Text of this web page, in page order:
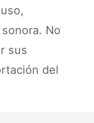
No
sus
del